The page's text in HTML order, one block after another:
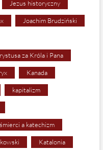
Jezus historyczny
Joachim Brudziński
za Króla i Pana
Kanada
kapitalizm
a katechizm
Katalonia